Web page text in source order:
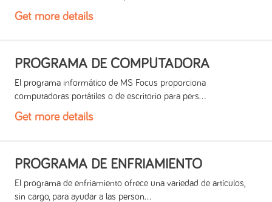
Get more details
PROGRAMA DE COMPUTADORA
El programa informático de MS Focus proporciona
computadoras portátiles o de escritorio para pers...
Get more details
PROGRAMA DE ENFRIAMIENTO
El programa de enfriamiento ofrece una variedad de artículos,
sin cargo, para ayudar a las person...